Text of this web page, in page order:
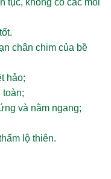
tục, không có các mối
chân chim của bề
hảo;
toàn;
và nằm ngang;
lộ thiên.